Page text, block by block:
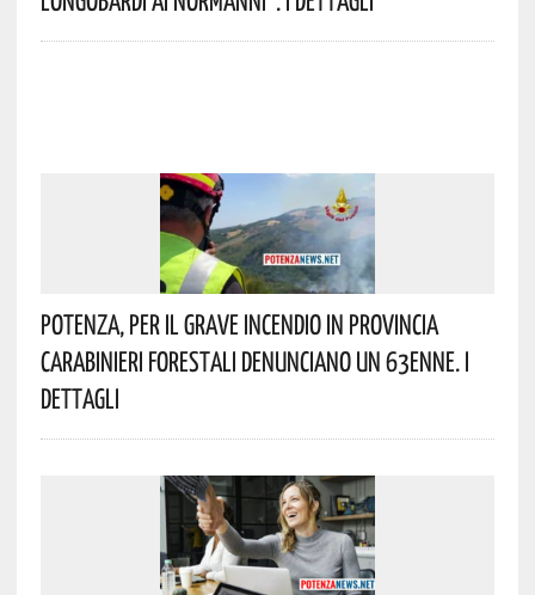
Potenza, Per Il Grave Incendio In Provincia
Carabinieri Forestali Denunciano Un 63enne. I
Dettagli